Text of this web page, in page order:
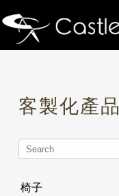
客製化產品
椅子